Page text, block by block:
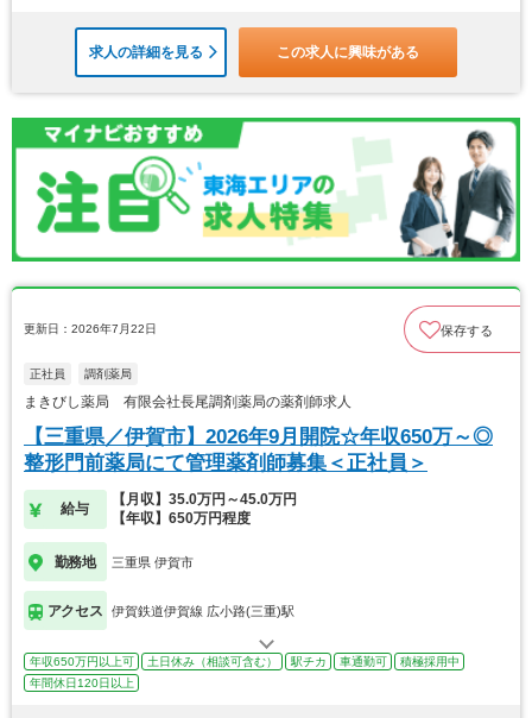
求人の詳細を見る この求人に興味がある
更新日：2026年7月22日 保存する
正社員 調剤薬局
まきびし薬局 有限会社長尾調剤薬局の薬剤師求人
【三重県／伊賀市】2026年9月開院☆年収650万～◎
整形門前薬局にて管理薬剤師募集＜正社員＞
給与
【月収】35.0万円～45.0万円
【年収】650万円程度
勤務地 三重県 伊賀市
アクセス 伊賀鉄道伊賀線 広小路(三重)駅
年収650万円以上可 土日休み（相談可含む） 駅チカ 車通勤可
積極採用中
年間休日120日以上